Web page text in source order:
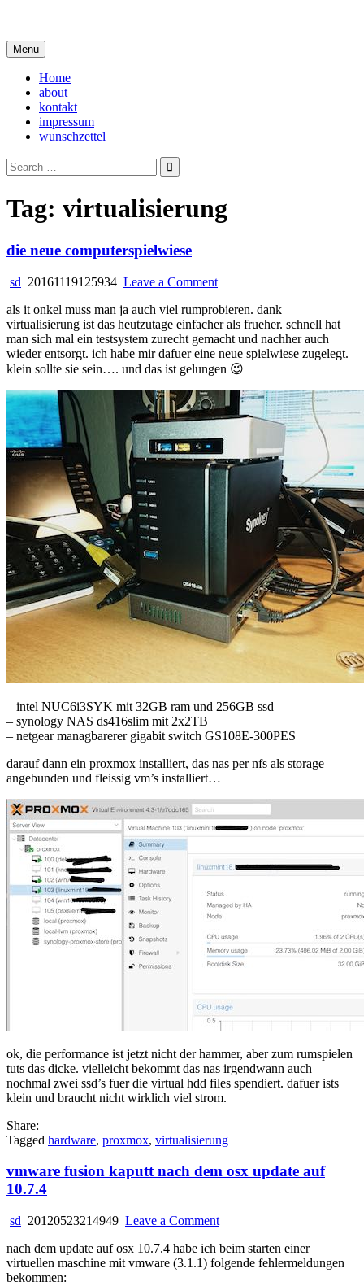
content
Menu
Home
about
kontakt
impressum
wunschzettel
Search
for:
Tag: virtualisierung
die neue computerspielwiese
sd 20161119125934 Leave a Commenton
neue
computerspielwiese
als it onkel muss man ja auch viel rumprobieren. dank
virtualisierung ist das heutzutage einfacher als frueher. schnell hat
man sich mal ein testsystem zurecht gemacht und nachher auch
wieder entsorgt. ich habe mir dafuer eine neue spielwiese zugelegt.
klein sollte sie sein…. und das ist gelungen 😉
– intel NUC6i3SYK mit 32GB ram und 256GB ssd
– synology NAS ds416slim mit 2x2TB
– netgear managbarerer gigabit switch GS108E-300PES
darauf dann ein proxmox installiert, das nas per nfs als storage
angebunden und fleissig vm’s installiert…
ok, die performance ist jetzt nicht der hammer, aber zum rumspielen
tuts das dicke. vielleicht bekommt das nas irgendwann auch
nochmal zwei ssd’s fuer die virtual hdd files spendiert. dafuer ists
klein und braucht nicht wirklich viel strom.
Share:
Tagged hardware, proxmox, virtualisierung
vmware fusion kaputt nach dem osx update auf
10.7.4
sd 20120523214949 Leave a Commenton
fusion
kaputt
nach dem update auf osx 10.7.4 habe ich beim starten einer
virtuellen maschine mit vmware (3.1.1) folgende fehlermeldungen
bekommen: